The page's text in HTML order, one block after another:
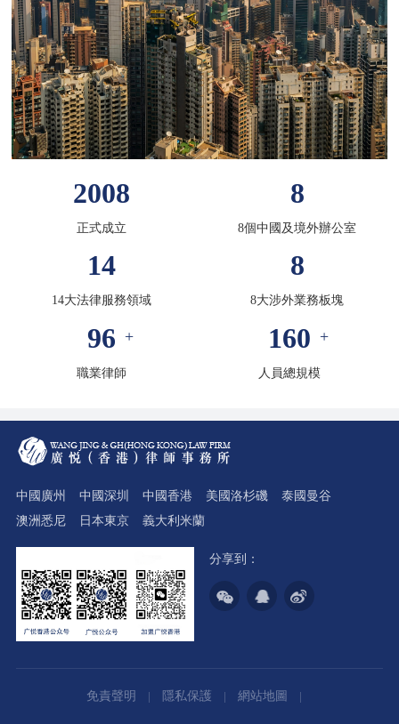
2008
正式成立
8
8個中國及境外辦公室
14
14大法律服務領域
8
8大涉外業務板塊
96 +
職業律師
160 +
人員總規模
中國廣州 中國深圳 中國香港 美國洛杉磯
泰國曼谷
澳洲悉尼
日本東京 義大利米蘭
分享到：
免責聲明 隱私保護 網站地圖